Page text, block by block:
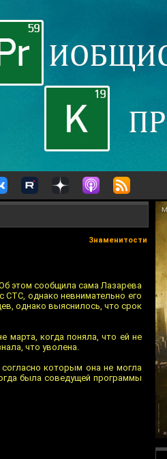
Знаменитости
этом сообщила сама Лазарева
СТС, однако невнимательно его
однако выяснилось, что срок
марта, когда поняла, что ей не
что уволена.
которым она не могла
была соведущей программы